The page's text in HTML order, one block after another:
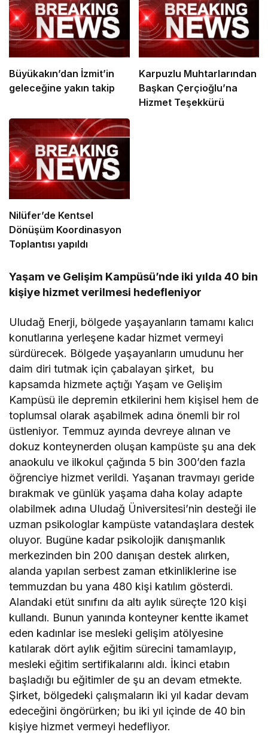
Büyükakın’dan İzmit’in
geleceğine yakın takip
Karpuzlu Muhtarlarından
Başkan Çerçioğlu’na
Hizmet Teşekkürü
Nilüfer’de Kentsel
Dönüşüm Koordinasyon
Toplantısı yapıldı
Yaşam ve Gelişim Kampüsü’nde iki yılda 40 bin
kişiye hizmet verilmesi hedefleniyor
Uludağ Enerji, bölgede yaşayanların tamamı kalıcı
konutlarına yerleşene kadar hizmet vermeyi
sürdürecek. Bölgede yaşayanların umudunu her
daim diri tutmak için çabalayan şirket, bu
kapsamda hizmete açtığı Yaşam ve Gelişim
Kampüsü ile depremin etkilerini hem kişisel hem de
toplumsal olarak aşabilmek adına önemli bir rol
üstleniyor. Temmuz ayında devreye alınan ve
dokuz konteynerden oluşan kampüste şu ana dek
anaokulu ve ilkokul çağında 5 bin 300’den fazla
öğrenciye hizmet verildi. Yaşanan travmayı geride
bırakmak ve günlük yaşama daha kolay adapte
olabilmek adına Uludağ Üniversitesi’nin desteği ile
uzman psikologlar kampüste vatandaşlara destek
oluyor. Bugüne kadar psikolojik danışmanlık
merkezinden bin 200 danışan destek alırken,
alanda yapılan serbest zaman etkinliklerine ise
temmuzdan bu yana 480 kişi katılım gösterdi.
Alandaki etüt sınıfını da altı aylık süreçte 120 kişi
kullandı. Bunun yanında konteyner kentte ikamet
eden kadınlar ise mesleki gelişim atölyesine
katılarak dört aylık eğitim sürecini tamamlayıp,
mesleki eğitim sertifikalarını aldı. İkinci etabın
başladığı bu eğitimler de şu an devam etmekte.
Şirket, bölgedeki çalışmaların iki yıl kadar devam
edeceğini öngörürken; bu iki yıl içinde de 40 bin
kişiye hizmet vermeyi hedefliyor.